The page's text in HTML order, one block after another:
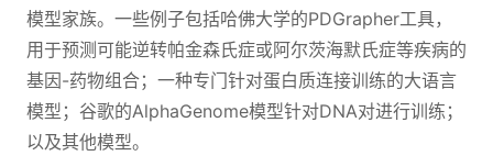
模型家族。一些例子包括哈佛大学的PDGrapher工具，
用于预测可能逆转帕金森氏症或阿尔茨海默氏症等疾病的
基因-药物组合；一种专门针对蛋白质连接训练的大语言
模型；谷歌的AlphaGenome模型针对DNA对进行训练；
以及其他模型。